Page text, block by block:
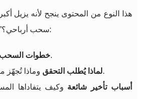
هذا النوع من المحتوى ينجح لأنه يزيل
سحب أرباحي؟”. أنشئ صفحات توضح:
خطوات السحبمن داخل الحساب.
لماذا يُطلب التحققوماذا تُجهّز من وثائق بشكل عام.
أسباب تأخير شائعة وكيف يتفاداها